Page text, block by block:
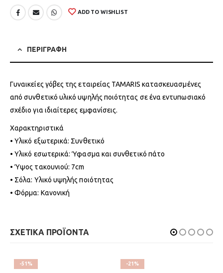
ADD TO WISHLIST
ΠΕΡΙΓΡΑΦΗ
Γυναικείες γόβες της εταιρείας TAMARIS κατασκευασμένες
από συνθετικό υλικό υψηλής ποιότητας σε ένα εντυπωσιακό
σχέδιο για ιδιαίτερες εμφανίσεις.
Χαρακτηριστικά
• Υλικό εξωτερικά: Συνθετικό
• Υλικό εσωτερικά: Ύφασμα και συνθετικό πάτο
• Ύψος τακουνιού: 7cm
• Σόλα: Υλικό υψηλής ποιότητας
• Φόρμα: Κανονική
ΣΧΕΤΙΚΑ ΠΡΟΪΟΝΤΑ
-51% -21%